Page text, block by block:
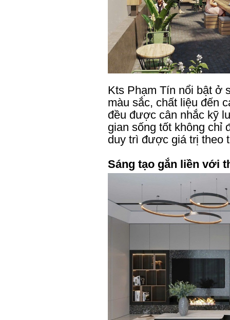
Kts Phạm Tín nổi bật ở
màu sắc, chất liệu đến
đều được cân nhắc kỹ
gian sống tốt không chỉ
duy trì được giá trị theo
Sáng tạo gắn liền với